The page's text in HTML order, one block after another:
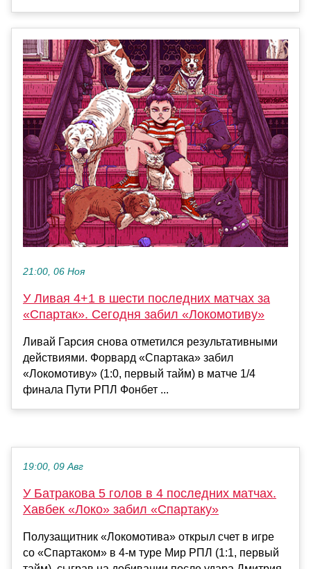
21:00, 06 Ноя
У Ливая 4+1 в шести последних матчах за
«Спартак». Сегодня забил «Локомотиву»
Ливай Гарсия снова отметился результативными
действиями. Форвард «Спартака» забил
«Локомотиву» (1:0, первый тайм) в матче 1/4
финала Пути РПЛ Фонбет ...
19:00, 09 Авг
У Батракова 5 голов в 4 последних матчах.
Хавбек «Локо» забил «Спартаку»
Полузащитник «Локомотива» открыл счет в игре
со «Спартаком» в 4-м туре Мир РПЛ (1:1, первый